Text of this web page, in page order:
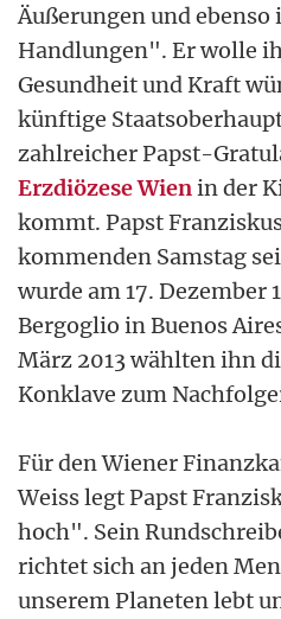
Äußerungen und ebenso
Handlungen". Er wolle
Gesundheit und Kraft
künftige
zahlreicher Papst-
Erzdiözese Wienin der
kommt. Papst
kommenden Samstag
wurde am 17. Dezember
Bergoglio in Buenos
März 2013 wählten ihn
Konklave zum
Für den Wiener
Weiss legt Papst
hoch". Sein
richtet sich an jeden
unserem Planeten lebt